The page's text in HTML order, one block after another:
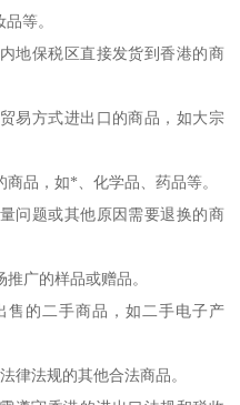
等。
地保税区直接发货到香港的商
易方式进出口的商品，如大宗
品，如*、化学品、药品等。
问题或其他原因需要退换的商
广的样品或赠品。
售的二手商品，如二手电子产
律法规的其他合法商品。